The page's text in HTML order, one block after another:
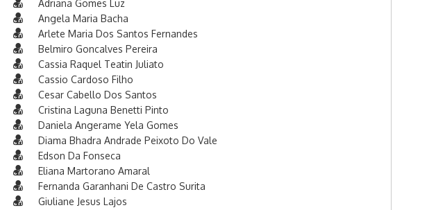
Adriana Gomes Luz
Angela Maria Bacha
Arlete Maria Dos Santos Fernandes
Belmiro Goncalves Pereira
Cassia Raquel Teatin Juliato
Cassio Cardoso Filho
Cesar Cabello Dos Santos
Cristina Laguna Benetti Pinto
Daniela Angerame Yela Gomes
Diama Bhadra Andrade Peixoto Do Vale
Edson Da Fonseca
Eliana Martorano Amaral
Fernanda Garanhani De Castro Surita
Giuliane Jesus Lajos